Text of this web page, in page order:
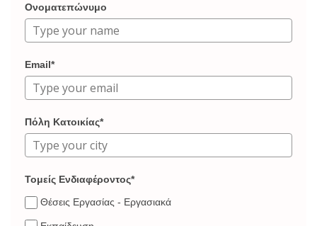
Ονοματεπώνυμο
Email*
Πόλη Κατοικίας*
Τομείς Ενδιαφέροντος*
Θέσεις Εργασίας - Εργασιακά